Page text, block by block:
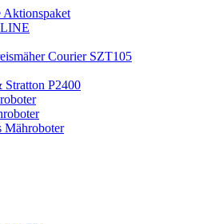
Aktionspaket
LINE
Courier SZT105
Stratton P2400
Mähroboter